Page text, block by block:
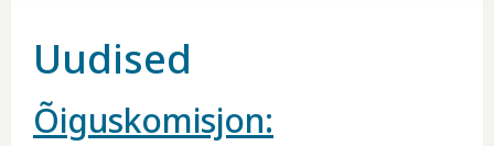
Uudised
Õiguskomisjon: